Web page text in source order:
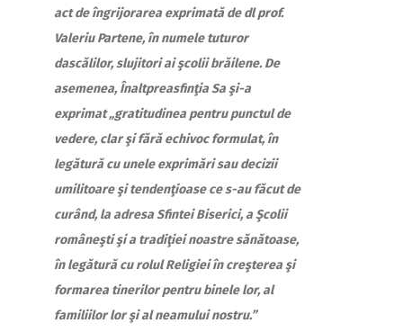
act de îngrijorarea exprimată de dl prof.
Valeriu Partene, în numele tuturor
dascălilor, slujitori ai şcolii brăilene. De
asemenea, Înaltpreasfinţia Sa şi-a
exprimat„gratitudinea pentru punctul de
vedere, clar şi fără echivoc formulat, în
legătură cu unele exprimări sau decizii
umilitoare şi tendenţioase ce s-au făcut de
curând, la adresa Sfintei Biserici, a Şcolii
româneşti şi a tradiţiei noastre sănătoase,
în legătură cu rolul Religiei în creşterea şi
formarea tinerilor pentru binele lor, al
familiilor lor şi al neamului nostru.”